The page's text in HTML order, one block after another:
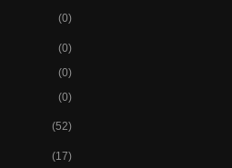
(0)
(0)
(0)
(0)
(52)
(17)